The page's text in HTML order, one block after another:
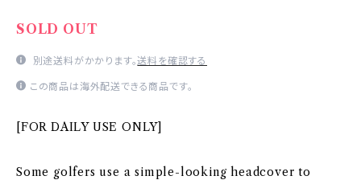
SOLD OUT
別途送料がかかります。送料を確認する
この商品は海外配送できる商品です。
[FOR DAILY USE ONLY]
Some golfers use a simple-looking headcover to